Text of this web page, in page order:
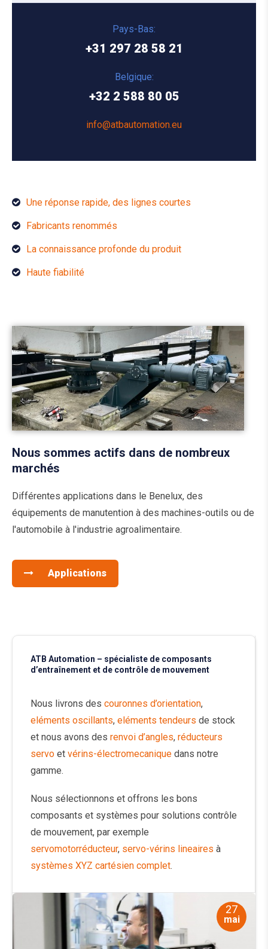
Pays-Bas:
+31 297 28 58 21
Belgique:
+32 2 588 80 05
info@atbautomation.eu
Une réponse rapide, des lignes courtes
Fabricants renommés
La connaissance profonde du produit
Haute fiabilité
Nous sommes actifs dans de nombreux
marchés
Différentes applications dans le Benelux, des
équipements de manutention à des machines-outils ou de
l'automobile à l'industrie agroalimentaire.
Applications
ATB Automation – spécialiste de composants
d’entraînement et de contrôle de mouvement
Nous livrons des couronnes d’orientation,
eléments oscillants, eléments tendeurs de stock
et nous avons des renvoi d’angles, réducteurs
servo et vérins-électromecanique dans notre
gamme.
Nous sélectionnons et offrons les bons
composants et systèmes pour solutions contrôle
de mouvement, par exemple
servomotorréducteur, servo-vérins lineaires à
systèmes XYZ cartésien complet.
27
mai